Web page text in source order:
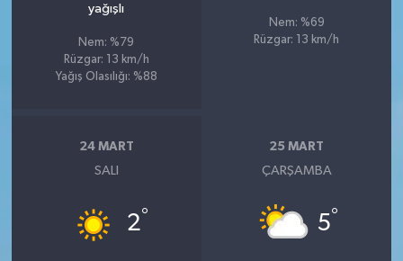
yağışlı
Nem: %79
Rüzgar: 13 km/h
Yağış Olasılığı: %88
Nem: %69
Rüzgar: 13 km/h
24 MART
SALI
2°
25 MART
ÇARŞAMBA
5°